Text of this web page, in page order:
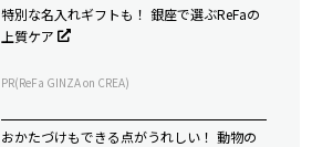
特別な名入れギフトも！ 銀座で選ぶReFaの
上質ケア
PR(ReFa GINZA on CREA)
おかたづけもできる点がうれしい！ 動物の